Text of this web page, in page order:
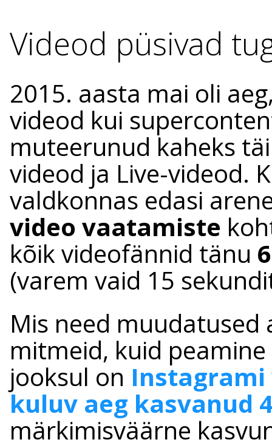
Videod püsivad
2015. aasta mai oli
videod kui
muteerunud kaheks
videod ja Live-videod.
valdkonnas edasi
video vaatamiste
kõik videofännid tänu
(varem vaid 15
Mis need muudatused
mitmeid, kuid
jooksul on
kuluv aeg kasvanud
märkimisväärne